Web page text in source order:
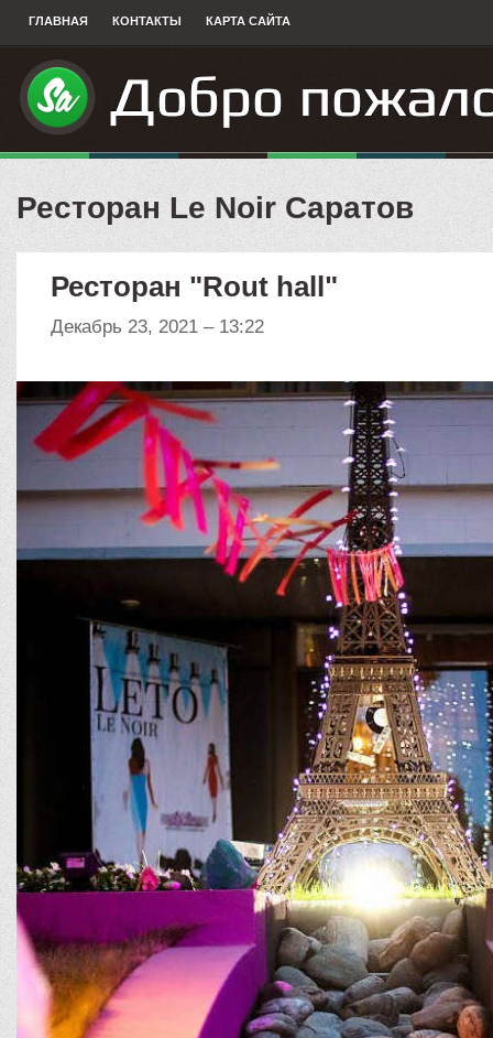
ГЛАВНАЯ КОНТАКТЫ КАРТА САЙТА
Ресторан Le Noir Саратов
Ресторан "Rout hall"
Декабрь 23, 2021 – 13:22